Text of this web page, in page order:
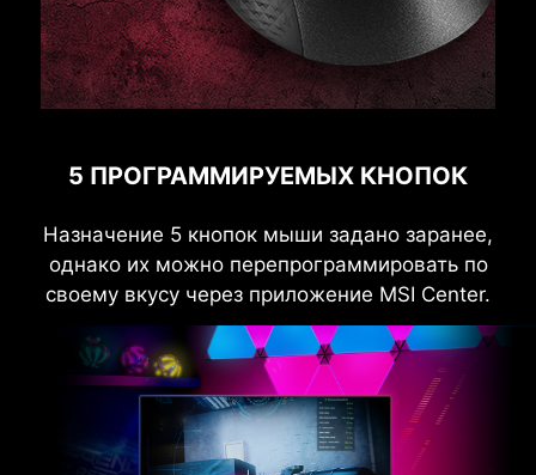
5 ПРОГРАММИРУЕМЫХ КНОПОК
Назначение 5 кнопок мыши задано заранее,
однако их можно перепрограммировать по
своему вкусу через приложение MSI Center.